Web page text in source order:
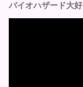
バイオハザード大